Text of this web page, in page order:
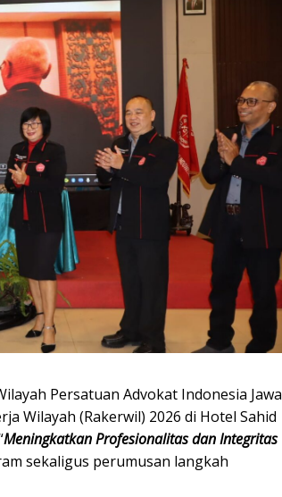
Persatuan Advokat Indonesia Jawa
Wilayah (Rakerwil) 2026 di Hotel Sahid
Meningkatkan Profesionalitas dan Integritas
sekaligus perumusan langkah